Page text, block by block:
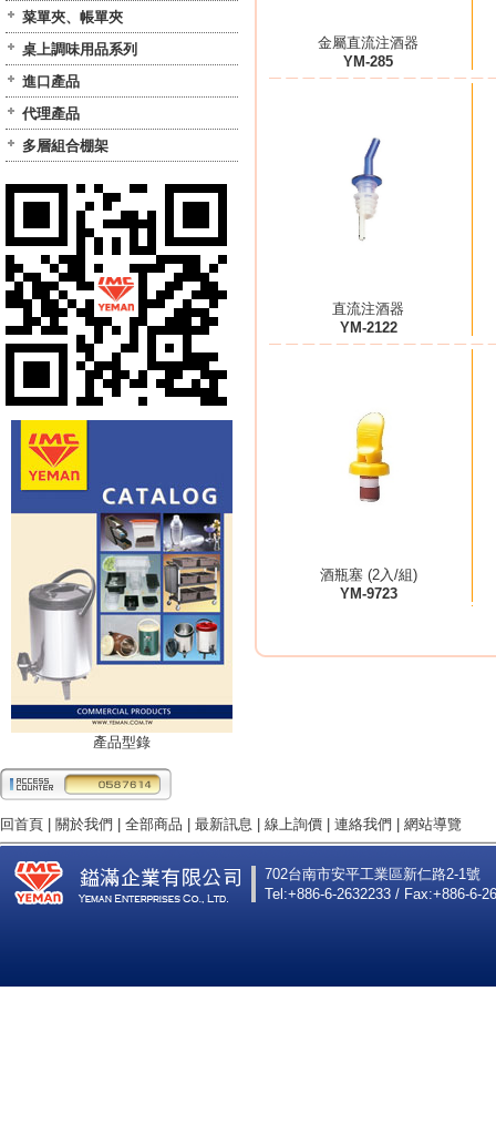
菜單夾、帳單夾
桌上調味用品系列
進口產品
代理產品
多層組合棚架
產品型錄
金屬直流注酒器
YM-285
直流注酒器
YM-2122
酒瓶塞 (2入/組)
YM-9723
回首頁 | 關於我們 | 全部商品 | 最新訊息 | 線上詢價 | 連絡我們 | 網站導覽
702台南市安平工業區新仁路2-1號
Tel:+886-6-2632233 / Fax:+886-6-